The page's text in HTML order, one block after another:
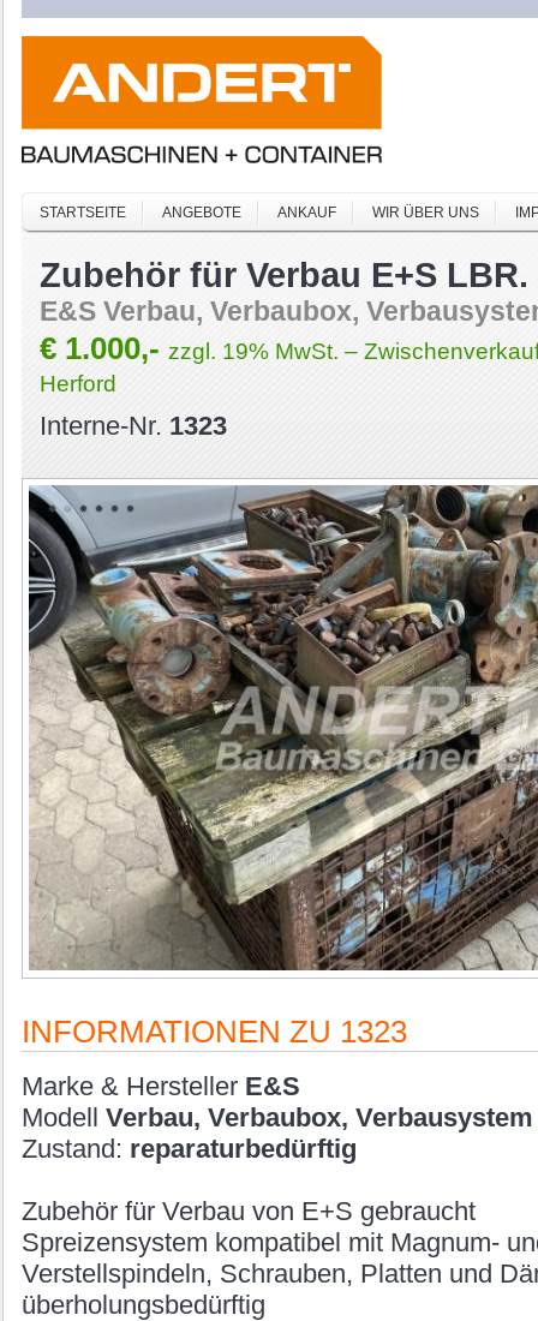
STARTSEITE ANGEBOTE ANKAUF WIR ÜBER UNS
Zubehör für Verbau E+S LBR.
E&S Verbau, Verbaubox,
€ 1.000,- zzgl. 19% MwSt. –
Herford
Interne-Nr. 1323
INFORMATIONEN ZU 1323
Marke & Hersteller E&S
Modell Verbau, Verbaubox, Verbausystem
Zustand: reparaturbedürftig
Zubehör für Verbau von E+S gebraucht
Spreizensystem kompatibel mit Magnum-
Verstellspindeln, Schrauben, Platten und
überholungsbedürftig